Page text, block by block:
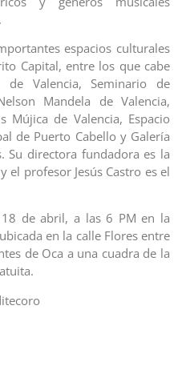
espacios culturales
Capital, entre los que cabe
de Valencia, Seminario de
Mandela de Valencia,
Mújica de Valencia, Espacio
de Puerto Cabello y Galería
Su directora fundadora es la
el profesor Jesús Castro es el
18 de abril, a las 6 PM en la
en la calle Flores entre
de Oca a una cuadra de la